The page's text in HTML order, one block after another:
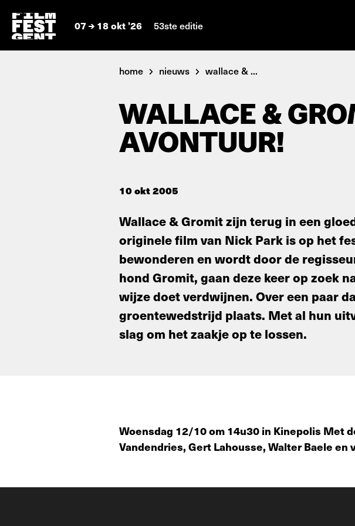
07 18 okt '26 53ste editie
home nieuws wallace & ...
WALLACE &
AVONTUUR!
10 okt 2005
Wallace & Gromit zijn terug in een
originele film van Nick Park is op het
bewonderen en wordt door de
hond Gromit, gaan deze keer op zoek
wijze doet verdwijnen. Over een paar
groentewedstrijd plaats. Met al hun
slag om het zaakje op te lossen.
Woensdag 12/10 om 14u30 in Kinepolis Met
Vandendries, Gert Lahousse, Walter Baele en